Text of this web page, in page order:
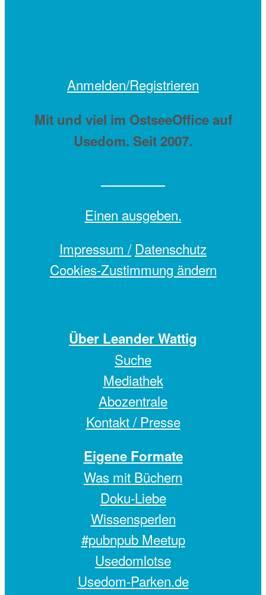
Anmelden/Registrieren
Mit und viel im OstseeOffice auf
Usedom. Seit 2007.
Einen ausgeben.
Impressum / Datenschutz
Cookies-Zustimmung ändern
Über Leander Wattig
Suche
Mediathek
Abozentrale
Kontakt / Presse
Eigene Formate
Was mit Büchern
Doku-Liebe
Wissensperlen
#pubnpub Meetup
Usedomlotse
Usedom-Parken.de